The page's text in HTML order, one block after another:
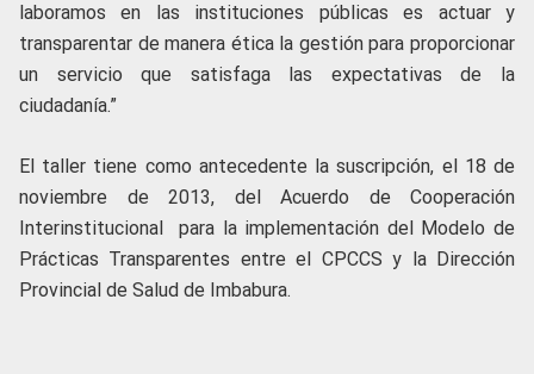
laboramos en las instituciones públicas es actuar y
transparentar de manera ética la gestión para proporcionar
un servicio que satisfaga las expectativas de la
ciudadanía.”
El taller tiene como antecedente la suscripción, el 18 de
noviembre de 2013, del Acuerdo de Cooperación
Interinstitucional para la implementación del Modelo de
Prácticas Transparentes entre el CPCCS y la Dirección
Provincial de Salud de Imbabura.